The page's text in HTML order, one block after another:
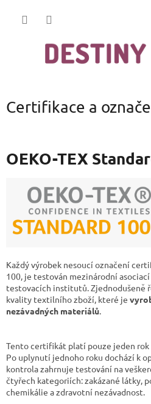
Certifikace a
OEKO-TEX
Každý výrobek nesoucí označení
100, je testován mezinárodní
testovacích institutů. Zjednodušeně
kvality textilního zboží, které je
nezávadných materiálů.
Tento certifikát platí pouze jeden rok
Po uplynutí jednoho roku dochází k
kontrola zahrnuje testování na
čtyřech kategoriích: zakázané látky,
chemikálie a zdravotní nezávadnost.